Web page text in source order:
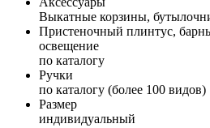
Выкатные корзины,
Пристеночный плинтус,
освещение
по каталогу
Ручки
по каталогу (более 100 видов)
Размер
индивидуальный